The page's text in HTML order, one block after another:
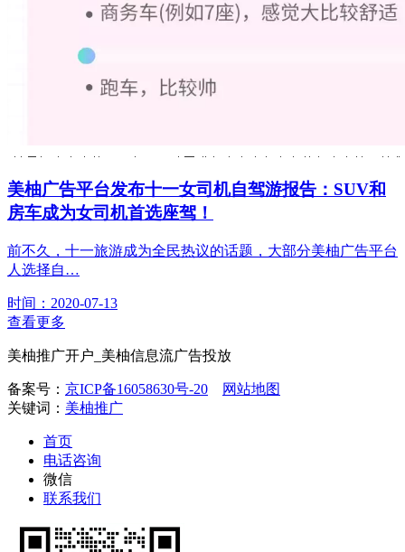
美柚广告平台发布十一女司机自驾游报告：SUV和
房车成为女司机首选座驾！
前不久，十一旅游成为全民热议的话题，大部分美柚广告平台
人选择自…
时间：2020-07-13
查看更多
美柚推广开户_美柚信息流广告投放
备案号： 京ICP备16058630号-20
网站地图
关键词： 美柚推广
首页
电话咨询
微信
联系我们